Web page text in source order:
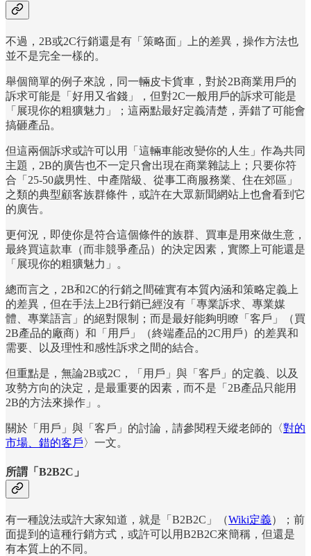
不過，2B或2C行銷還是有「策略面」上的差異，操作方法也
並不是完全一樣的。
舉個簡單的例子來說，同一輛皮卡貨車，對於2B商業用戶的
訴求可能是「好用又省錢」，但對2C一般用戶的訴求可能是
「展現你的粗獷魅力」；這兩點最好定義清楚，弄錯了可能會
搞砸產品。
但這兩個訴求或許可以用「這輛車能改變你的人生」作為共同
主題，2B的廣告也不一定只會出現在商業雜誌上；只要你符
合「25-50歲男性、中產階級、從事工商服務業、住在郊區」
之類的典型顧客族群條件，或許在大眾新聞網站上也會看到它
的廣告。
更何況，即使你是符合這個條件的族群、買車是用來做生意，
最終買這款車（而非競爭產品）的決定因素，實際上可能還是
「展現你的粗獷魅力」。
總而言之，2B和2C的行銷之間確實有本質內涵和策略定義上
的差異，但在手法上2B行銷已經沒有「專業訴求、專業媒
體、專業語言」的絕對限制；而是最好能夠明瞭「客戶」（買
2B產品的廠商）和「用戶」（終端產品的2C用戶）的差異和
需要、以及理性和感性訴求之間的結合。
但重點是，無論2B或2C，「用戶」與「客戶」的定義、以及
攻勢方向的決定，是最重要的因素，而不是「2B產品只能用
2B的方法來操作」。
關於「用戶」與「客戶」的討論，請參閱程天縱老師的〈對的
市場、錯的客戶〉一文。
所謂「B2B2C」
有一種說法或許大家知道，就是「B2B2C」（Wiki定義）；前
面提到的這種行銷方式，或許可以用B2B2C來簡稱，但還是
有本質上的不同。